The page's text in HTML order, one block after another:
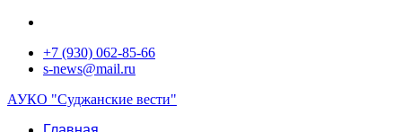
+7 (930) 062-85-66
s-news@mail.ru
АУКО "Суджанские вести"